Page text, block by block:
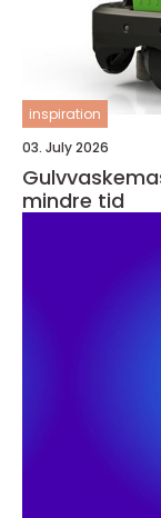
inspiration
03. July 2026
Gulvvaskemaskiner
mindre tid